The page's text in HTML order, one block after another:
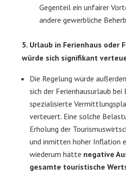
Gegenteil ein unfairer
andere gewerbliche
5. Urlaub in Ferienhaus oder
würde sich signifikant
Die Regelung würde
sich der Ferienhausurlaub bei
spezialisierte
verteuert. Eine solche
Erholung der
und inmitten hoher Inflation
wiederum hätte negative
gesamte touristische